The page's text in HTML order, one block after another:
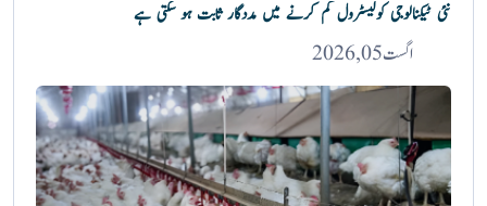
نئی ٹیکنالوجی کولیسٹرول کم کرنے میں مددگار ثابت ہو سکتی ہے
اگست 05, 2026